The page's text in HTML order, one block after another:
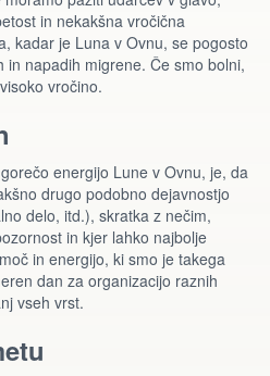
in nekakšna vročična
kadar je Luna v Ovnu, se pogosto
in napadih migrene. Če smo bolni,
vročino.
energijo Lune v Ovnu, je, da
drugo podobno dejavnostjo
delo, itd.), skratka z nečim,
in kjer lahko najbolje
in energijo, ki smo je takega
dan za organizacijo raznih
vseh vrst.